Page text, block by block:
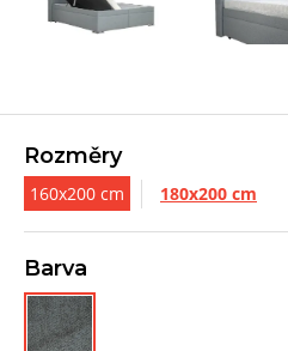
Rozměry
160x200 cm 180x200 cm
Barva